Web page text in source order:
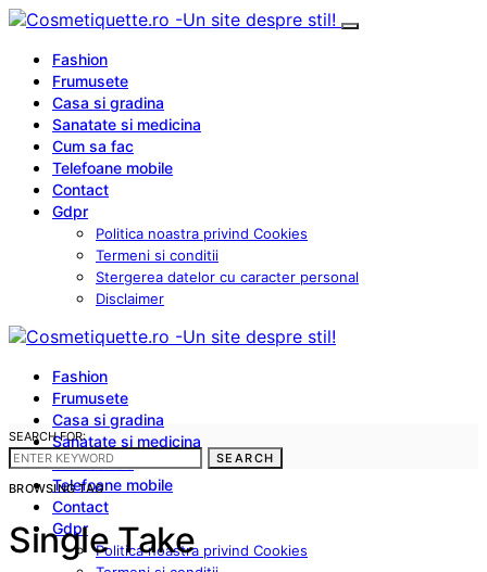
Fashion
Frumusete
Casa si gradina
Sanatate si medicina
Cum sa fac
Telefoane mobile
Contact
Gdpr
Politica noastra privind Cookies
Termeni si conditii
Stergerea datelor cu caracter personal
Disclaimer
Fashion
Frumusete
Casa si gradina
Sanatate si medicina
Cum sa fac
Telefoane mobile
Contact
Gdpr
Politica noastra privind Cookies
SEARCH FOR:
SEARCH
BROWSING TAG
Single Take